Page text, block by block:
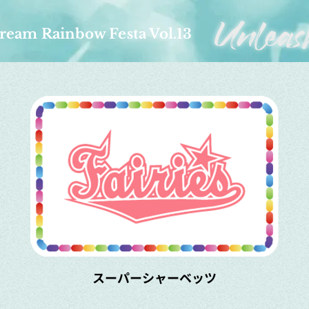
Rainbow Festa Vol.13
スーパーシャーベッツ